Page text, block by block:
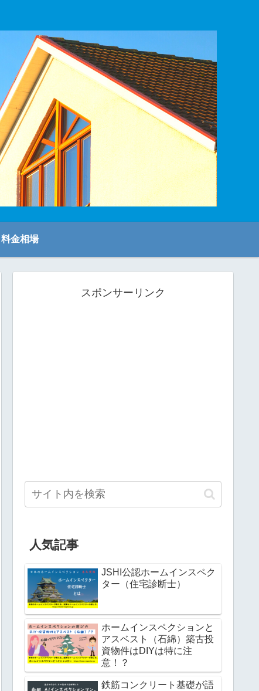
料金相場
スポンサーリンク
人気記事
JSHI公認ホームインスペク
ター（住宅診断士）
ホームインスペクションと
アスベスト（石綿）築古投
資物件はDIYは特に注
意！？
鉄筋コンクリート基礎が語